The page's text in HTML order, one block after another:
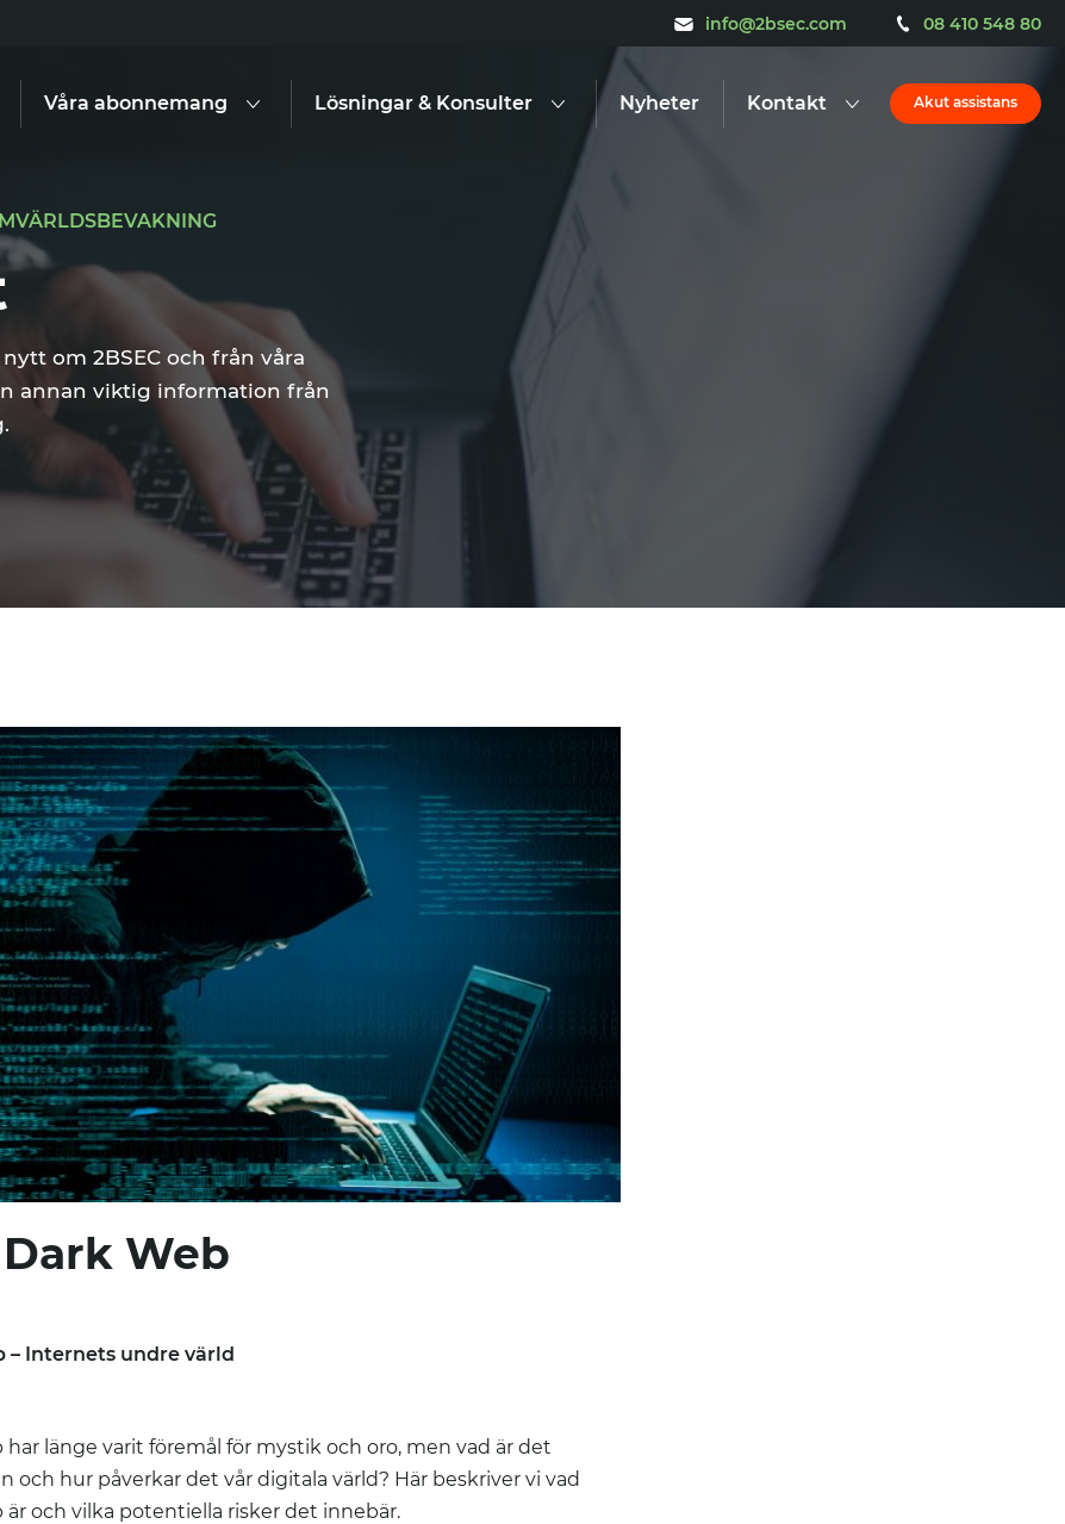
info@2bsec.com 08 410 548 80
Våra abonnemang Lösningar & Konsulter Nyheter Kontakt Akut assistans
om 2BSEC och från våra
annan viktig information från
Web
– Internets undre värld
har länge varit föremål för mystik och oro, men vad är det
och hur påverkar det vår digitala värld? Här beskriver vi vad
är och vilka potentiella risker det innebär.